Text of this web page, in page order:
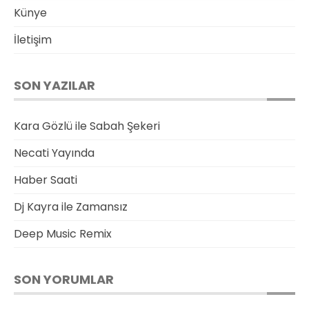
Künye
İletişim
SON YAZILAR
Kara Gözlü ile Sabah Şekeri
Necati Yayında
Haber Saati
Dj Kayra ile Zamansız
Deep Music Remix
SON YORUMLAR